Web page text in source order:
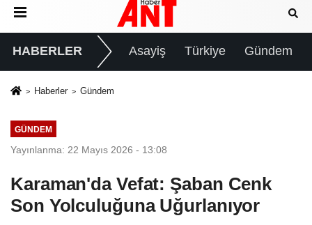
HABERLER Asayiş Türkiye Gündem
Haberler Gündem
GÜNDEM
Yayınlanma: 22 Mayıs 2026 - 13:08
Karaman'da Vefat: Şaban Cenk
Son Yolculuğuna Uğurlanıyor